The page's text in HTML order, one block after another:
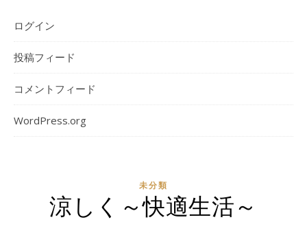
ログイン
投稿フィード
コメントフィード
WordPress.org
未分類
涼しく～快適生活～